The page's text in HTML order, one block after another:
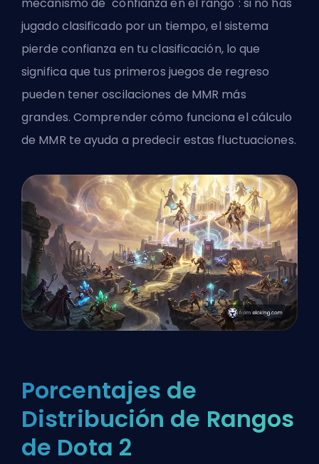
jugado clasificado por un tiempo, el sistema
pierde confianza en tu clasificación, lo que
significa que tus primeros juegos de regreso
pueden tener oscilaciones de MMR más
grandes. Comprendercómo funciona el cálculo
de MMR te ayuda a predecir estas fluctuaciones.
Porcentajes de
Distribución de Rangos
de Dota 2